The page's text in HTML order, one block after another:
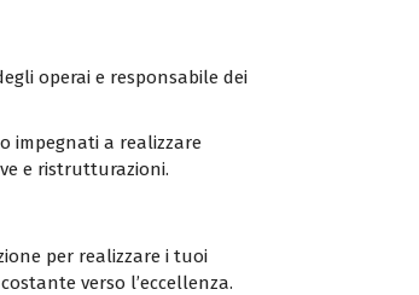
operai e responsabile dei
impegnati a realizzare
e ristrutturazioni.
per realizzare i tuoi
verso l’eccellenza.